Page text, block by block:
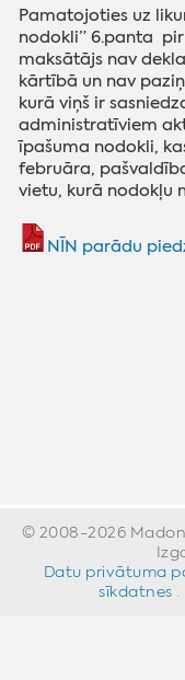
Pamatojoties uz
nodokli” 6.panta
maksātājs nav
kārtībā un nav
kurā viņš ir
administratīviem
īpašuma nodokli,
februāra,
vietu, kurā nodokļu
NĪN parādu
© 2008-2026
Datu privātuma
sīkdatnes ·